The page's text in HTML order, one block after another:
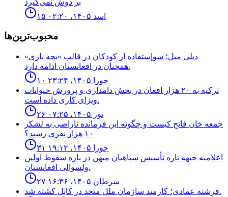
بر دوش نمی‌گیرد
۱۵ اسد ۱۴۰۵، ۰۲:۲۰
محبوب‌ترین‌ها
ديلى ميل؛ سوإستفاده از كودكان در قالب «بجه بازى»
همچنان در افغانستان ادامه دارد.
۱۰ جوزا ۱۴۰۵، ۲۳:۲۴
ترکیه به ۲۰ هزار افغان در بخش دامداری و پرورش حیوانات
ویزای کاری داده است.
۲۶ ثور ۱۴۰۵، ۰۷:۲۵
جمعه خان فاتح كيست و چگونه اين فرمانده ناراضى به لشكر
١٠ هزار نفرى رسيد؟
۳۱ جوزا ۱۴۰۵، ۱۹:۱۲
اعلاميه جبهه تازه تأسيس سپاهيان ميهن در باره سقوط اولين
ولسوالى افغانستان.
۲۷ سرطان ۱۴۰۵، ۱۶:۳۶
فرشته عمادى؛ كارمند سازمان ملل متحد در كابل كشته شد.